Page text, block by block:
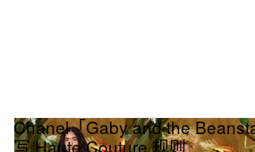
Chanel「Gaby and the
写 Haute Couture 规则